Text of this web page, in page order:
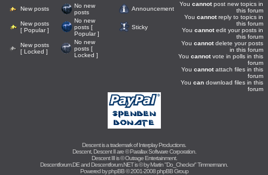
New posts
No new
posts
Announcement
New posts
[ Popular ]
No new
posts [
Popular ]
Sticky
New posts
[ Locked ]
No new
posts [
Locked ]
You cannotpost new topics in
this forum
You cannotreply to topics in
this forum
You cannotedit your posts in
this forum
You cannotdelete your posts
in this forum
You cannotvote in polls in this
forum
You cannotattach files in this
forum
You can download files in this
forum
Descent is a trademark ofInterplay Productions.
Descent, Descent II are ©Parallax Software Corporation.
Descent III is ©Outrage Entertainment.
Descentforum.DE and Descentforum.NET is © byMartin "Do_Checkor" Timmermann
Powered byphpBB© 2001-2008 phpBB Group